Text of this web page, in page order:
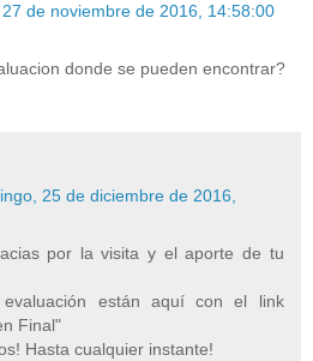
de noviembre de 2016, 14:58:00
donde se pueden encontrar?
25 de diciembre de 2016,
por la visita y el aporte de tu
están aquí con el link
Final"
Hasta cualquier instante!